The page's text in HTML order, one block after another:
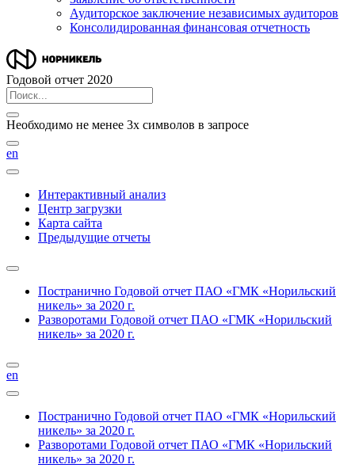
Аудиторское заключение независимых аудиторов
Консолидированная финансовая отчетность
Годовой отчет 2020
Необходимо не менее 3х символов в запросе
en
Интерактивный анализ
Центр загрузки
Карта сайта
Предыдущие отчеты
Постранично Годовой отчет ПАО «ГМК «Норильский
никель» за 2020 г.
Разворотами Годовой отчет ПАО «ГМК «Норильский
никель» за 2020 г.
en
Постранично Годовой отчет ПАО «ГМК «Норильский
никель» за 2020 г.
Разворотами Годовой отчет ПАО «ГМК «Норильский
никель» за 2020 г.